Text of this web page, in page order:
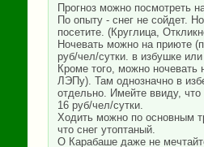
Прогноз можно посмотреть
По опыту - снег не сойдет.
посетите. (Круглица,
Ночевать можно на приюте
руб/чел/сутки. в избушке
Кроме того, можно ночевать
ЛЭПу). Там однозначно в
отдельно. Имейте ввиду,
16 руб/чел/сутки.
Ходить можно по основным
что снег утоптаный.
О Карабаше даже не